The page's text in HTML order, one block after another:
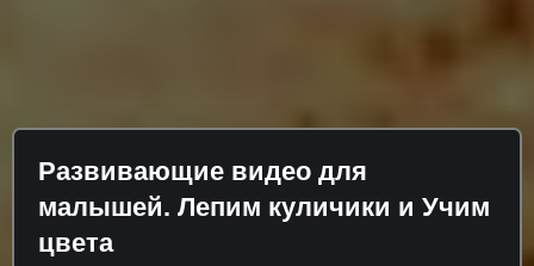
Развивающие видео для
малышей. Лепим куличики и Учим
цвета